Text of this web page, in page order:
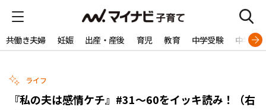
共働き夫婦 妊娠 出産・産後 育児 教育 中学受験 中学生
ライフ
『私の夫は感情ケチ』#31～60をイッキ読み！（右